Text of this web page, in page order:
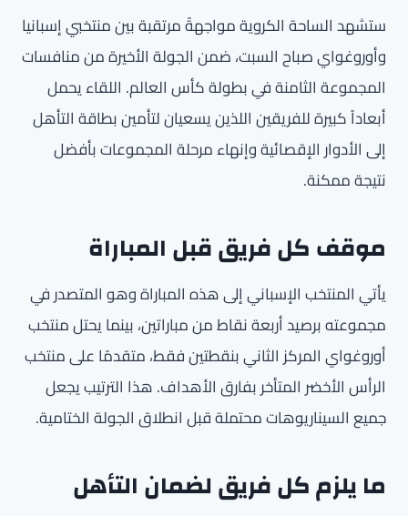
ستشهد الساحة الكروية مواجهةً مرتقبة بين منتخبي إسبانيا
وأوروغواي صباح السبت، ضمن الجولة الأخيرة من منافسات
المجموعة الثامنة في بطولة كأس العالم. اللقاء يحمل
أبعاداً كبيرة للفريقين اللذين يسعيان لتأمين بطاقة التأهل
إلى الأدوار الإقصائية وإنهاء مرحلة المجموعات بأفضل
نتيجة ممكنة.
موقف كل فريق قبل المباراة
يأتي المنتخب الإسباني إلى هذه المباراة وهو المتصدر في
مجموعته برصيد أربعة نقاط من مباراتين، بينما يحتل منتخب
أوروغواي المركز الثاني بنقطتين فقط، متقدمًا على منتخب
الرأس الأخضر المتأخر بفارق الأهداف. هذا الترتيب يجعل
جميع السيناريوهات محتملة قبل انطلاق الجولة الختامية.
ما يلزم كل فريق لضمان التأهل